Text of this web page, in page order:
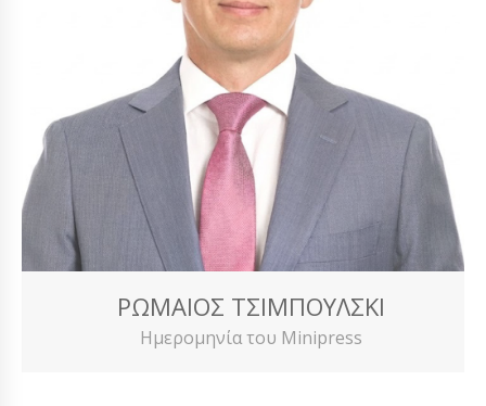
ΡΩΜΑΊΟΣ ΤΣΙΜΠΟΎΛΣΚΙ
Ημερομηνία του Minipress